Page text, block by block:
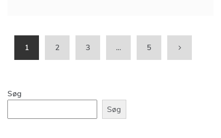
1 2 3 … 5
Søg
Søg